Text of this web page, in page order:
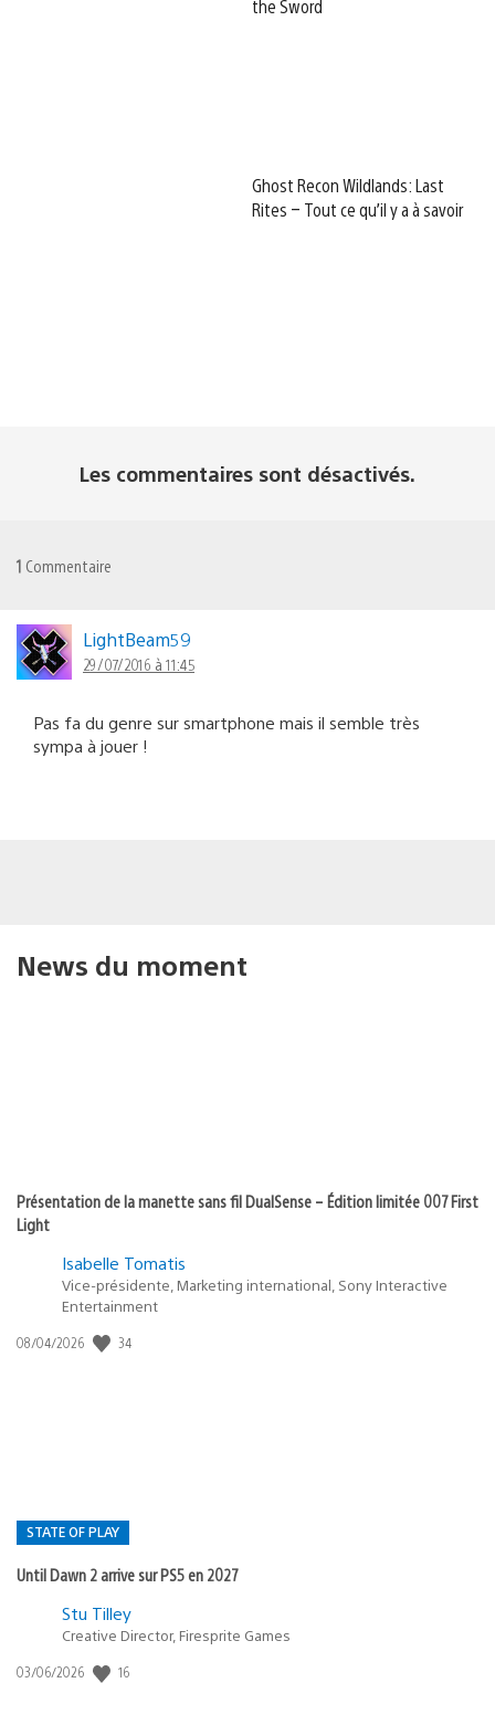
the Sword
Ghost Recon Wildlands: Last
Rites – Tout ce qu’il y a à savoir
Les commentaires sont désactivés.
1 Commentaire
LightBeam59
29/07/2016 à 11:45
Pas fa du genre sur smartphone mais il semble très
sympa à jouer !
News du moment
Présentation de la manette sans fil DualSense – Édition limitée 007 First
Light
Isabelle Tomatis
Vice-présidente, Marketing international, Sony Interactive
Entertainment
Date
08/04/2026 34
STATE OF PLAY
Until Dawn 2 arrive sur PS5 en 2027
Postée
:
Stu Tilley
Creative Director, Firesprite Games
Date
03/06/2026 16